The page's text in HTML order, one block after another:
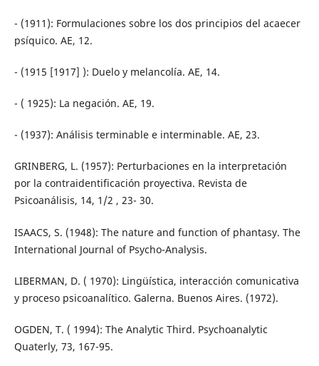
- (1911): Formulaciones sobre los dos principios del acaecer
psíquico. AE, 12.
- (1915 [1917] ): Duelo y melancolía. AE, 14.
- ( 1925): La negación. AE, 19.
- (1937): Análisis terminable e interminable. AE, 23.
GRINBERG, L. (1957): Perturbaciones en la interpretación
por la contraidentificación proyectiva. Revista de
Psicoanálisis, 14, 1/2 , 23- 30.
ISAACS, S. (1948): The nature and function of phantasy. The
International Journal of Psycho-Analysis.
LIBERMAN, D. ( 1970): Lingüística, interacción comunicativa
y proceso psicoanalítico. Galerna. Buenos Aires. (1972).
OGDEN, T. ( 1994): The Analytic Third. Psychoanalytic
Quaterly, 73, 167-95.